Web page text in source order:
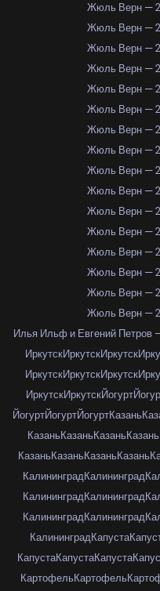
Жюль Верн —
Жюль Верн —
Жюль Верн —
Жюль Верн —
Жюль Верн —
Жюль Верн —
Жюль Верн —
Жюль Верн —
Жюль Верн —
Жюль Верн —
Жюль Верн —
Жюль Верн —
Жюль Верн —
Жюль Верн —
Жюль Верн —
Жюль Верн —
Илья Ильф и Евгений Петров
ИркутскИркутскИркутск
ИркутскИркутскИркутск
ИркутскИркутскЙогурт
ЙогуртЙогуртЙогуртКазань
КазаньКазаньКазаньКазань
КазаньКазаньКазаньКазань
КалининградКалининград
КалининградКалининград
КалининградКалининград
КалининградКапуста
КапустаКапустаКапуста
КартофельКартофель